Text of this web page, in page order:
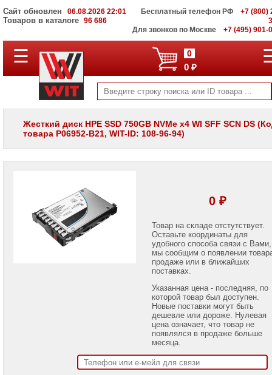
Сайт обновлен 06.08.2026 22:01
Товаров в каталоге 96 686
Бесплатный телефон РФ
+7 (800)
Для звонков по Москве
+7 (495) 901-
ПОЛНЫЙ
КАТАЛОГ
Корпоративные
серверы
WIT
Системы
хранения
LCD
панели
Проекторы
☰ 0
0 ₽
Жесткий диск HPE SSD 750GB NVMe x4 WI SFF SCN DS
товара P06952-B21, WIT-ID: 108-96-94)
0 ₽
Товар на складе отстутствует.
Оставьте координаты для
удобного способа связи с Вами,
мы сообщим о появлении
продаже или в ближайших
поставках.
Указанная цена - последняя, по
которой товар был доступен.
Новые поставки могут быть
дешевле или дороже. Нулевая
цена означает, что товар не
появлялся в продаже больше
месяца.